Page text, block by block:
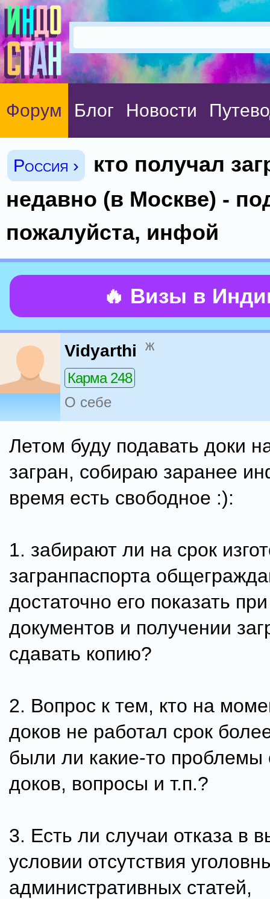
Форум Блог Новости
Россия ›
кто получал
недавно (в Москве) -
пожалуйста, инфой
🔥 Визы в
Vidyarthi ж
Карма 248
О себе
Летом буду подавать доки
загран, собираю заранее
время есть свободное :):
1. забирают ли на срок
загранпаспорта
достаточно его показать
документов и получении
сдавать копию?
2. Вопрос к тем, кто на
доков не работал срок
были ли какие-то проблемы
доков, вопросы и т.п.?
3. Есть ли случаи отказа в
условии отсутствия
административных статей,